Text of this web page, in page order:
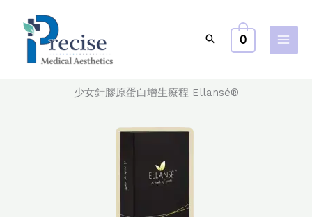
content
0
少女針膠原蛋白增生療程 Ellansé®